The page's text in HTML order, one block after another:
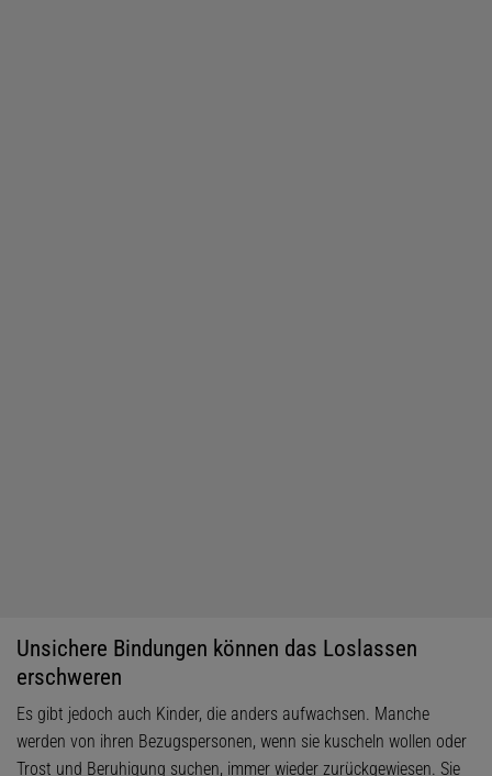
Unsichere Bindungen können das Loslassen
erschweren
Es gibt jedoch auch Kinder, die anders aufwachsen. Manche
werden von ihren Bezugspersonen, wenn sie kuscheln wollen oder
Trost und Beruhigung suchen, immer wieder zurückgewiesen. Sie